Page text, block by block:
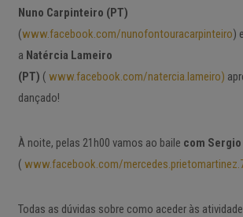
Nuno Carpinteiro (PT)
(www.facebook.com/nunofontouracarpinteiro)
a Natércia Lameiro
(PT) ( www.facebook.com/natercia.lameiro)
dançado!
À noite, pelas 21h00 vamos ao baile com Sergio
( www.facebook.com/
Todas as dúvidas sobre como aceder às